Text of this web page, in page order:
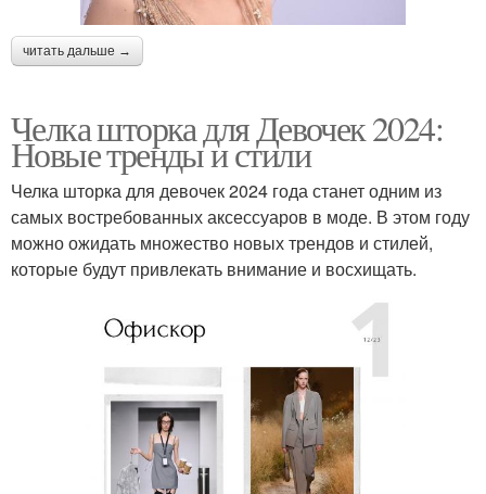
читать дальше →
Челка шторка для Девочек 2024:
Новые тренды и стили
Челка шторка для девочек 2024 года станет одним из
самых востребованных аксессуаров в моде. В этом году
можно ожидать множество новых трендов и стилей,
которые будут привлекать внимание и восхищать.